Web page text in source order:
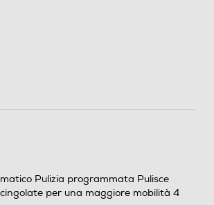
Pulizia programmata Pulisce
per una maggiore mobilità 4